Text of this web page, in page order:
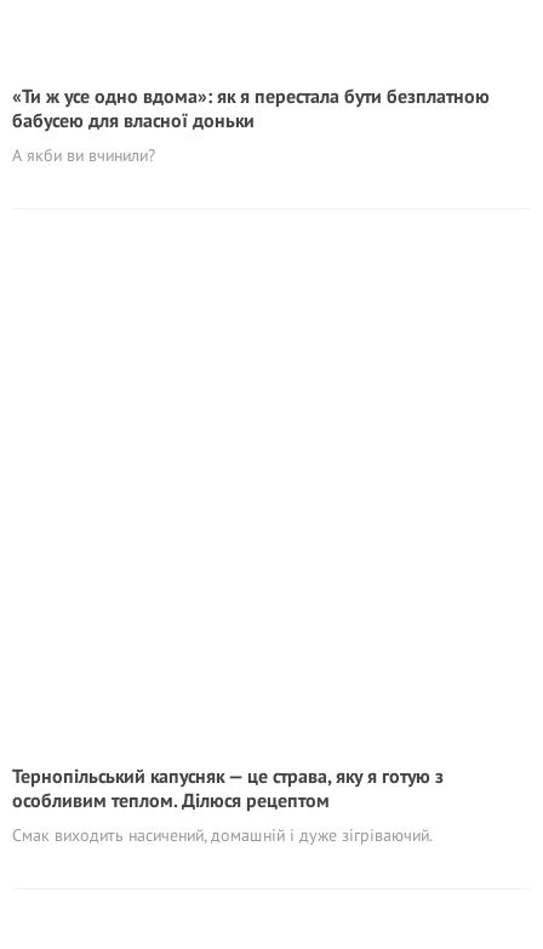
«Ти ж усе одно вдома»: як я перестала бути безплатною
бабусею для власної доньки
А якби ви вчинили?
Тернопільський капусняк — це страва, яку я готую з
особливим теплом. Ділюся рецептом
Смак виходить насичений, домашній і дуже зігріваючий.